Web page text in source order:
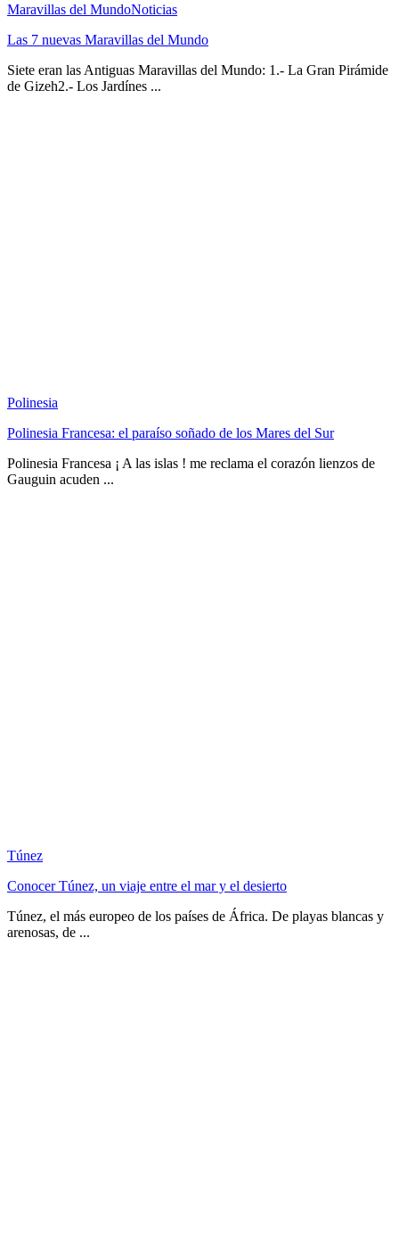
Maravillas del MundoNoticias
Las 7 nuevas Maravillas del Mundo
Siete eran las Antiguas Maravillas del Mundo: 1.- La Gran Pirámide
de Gizeh2.- Los Jardínes ...
Polinesia
Polinesia Francesa: el paraíso soñado de los Mares del Sur
Polinesia Francesa ¡ A las islas ! me reclama el corazón lienzos de
Gauguin acuden ...
Túnez
Conocer Túnez, un viaje entre el mar y el desierto
Túnez, el más europeo de los países de África. De playas blancas y
arenosas, de ...